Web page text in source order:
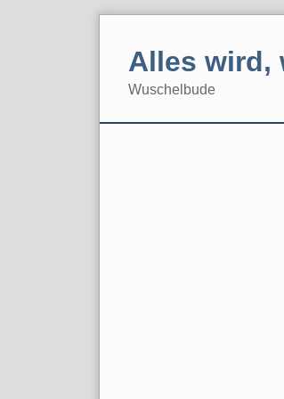
Alles wird,
Wuschelbude